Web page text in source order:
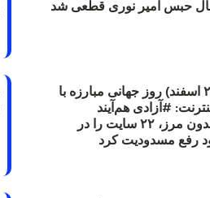
حبس امیر نوری قطعی شد
۱۲ مارس (۲۱ اسفند) روز جهانی مبارزه با
#آزادی هم‌آیند
گزارشگران‌ بدون مرز، ۲۲ سایت را در
رفع مسدودیت کرد